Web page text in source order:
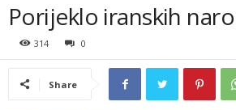
Porijeklo iranskih
314 0
Share